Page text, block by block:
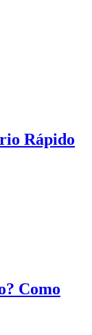
Rápido
Como